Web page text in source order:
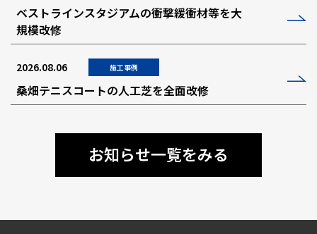
ベストラインスタジアムの衝撃緩衝材等を大
規模改修
2026.08.06 施工事例
桑畑テニスコートの人工芝を全面改修
お知らせ一覧をみる